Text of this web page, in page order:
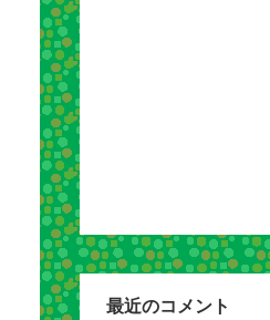
最近のコメント